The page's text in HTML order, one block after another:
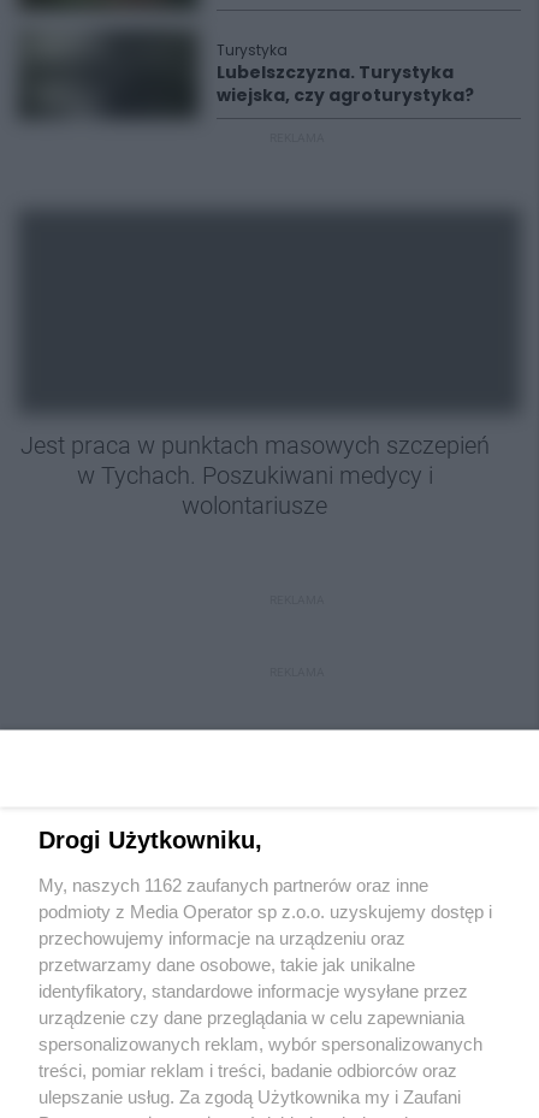
Turystyka
Lubelszczyzna. Turystyka
wiejska, czy agroturystyka?
Jest praca w punktach masowych szczepień
w Tychach. Poszukiwani medycy i
wolontariusze
Wydawca mediówlokalnych
Nie zapomnij
zapoznać się z:
polityką prywatności regulamin korzystania z portali
Twojemiasto Skontakuj sięz nami
Drogi Użytkowniku,
My, naszych 1162 zaufanych partnerów oraz inne
podmioty z Media Operator sp z.o.o. uzyskujemy dostęp i
przechowujemy informacje na urządzeniu oraz
przetwarzamy dane osobowe, takie jak unikalne
identyfikatory, standardowe informacje wysyłane przez
urządzenie czy dane przeglądania w celu zapewniania
spersonalizowanych reklam, wybór spersonalizowanych
treści, pomiar reklam i treści, badanie odbiorców oraz
ulepszanie usług. Za zgodą Użytkownika my i Zaufani